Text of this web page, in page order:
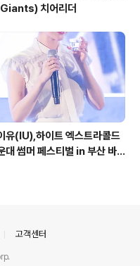
치어리더
유(IU),하이트 엑스트라콜드
대 썸머 페스티벌 in 부산 바
고객센터